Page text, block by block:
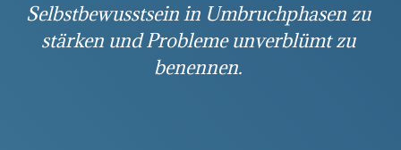
Selbstbewusstsein in Umbruchphasen zu
stärken und Probleme unverblümt zu
benennen.